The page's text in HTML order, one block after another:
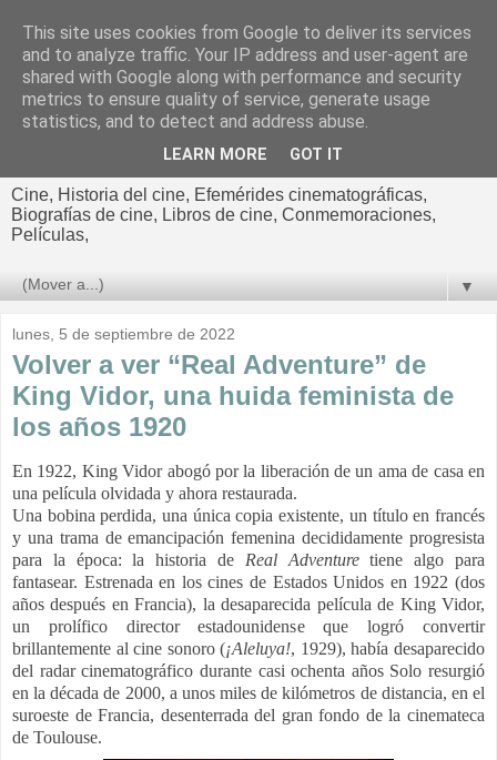
El cultural
cinematográfico de Jorge
Cine, Historia del cine, Efemérides cinematográficas,
Biografías de cine, Libros de cine, Conmemoraciones,
Películas,
▼
lunes, 5 de septiembre de 2022
Volver a ver “Real Adventure” de
King Vidor, una huida feminista de
los años 1920
En 1922, King Vidor abogó por la liberación de un ama de casa en
una película olvidada y ahora restaurada.
Una bobina perdida, una única copia existente, un título en francés
y una trama de emancipación femenina decididamente progresista
para la época: la historia de Real Adventuretiene algo para
fantasear. Estrenada en los cines de Estados Unidos en 1922 (dos
años después en Francia), la desaparecida película de King Vidor,
un prolífico director estadounidense que logró convertir
brillantemente al cine sonoro (¡Aleluya!, 1929), había desaparecido
del radar cinematográfico durante casi ochenta años Solo resurgió
en la década de 2000, a unos miles de kilómetros de distancia, en el
suroeste de Francia, desenterrada del gran fondo de la cinemateca
de Toulouse.
This site uses cookies from Google to deliver its services
and to analyze traffic. Your IP address and user-agent are
shared with Google along with performance and security
metrics to ensure quality of service, generate usage
statistics, and to detect and address abuse.
LEARN MORE GOT IT